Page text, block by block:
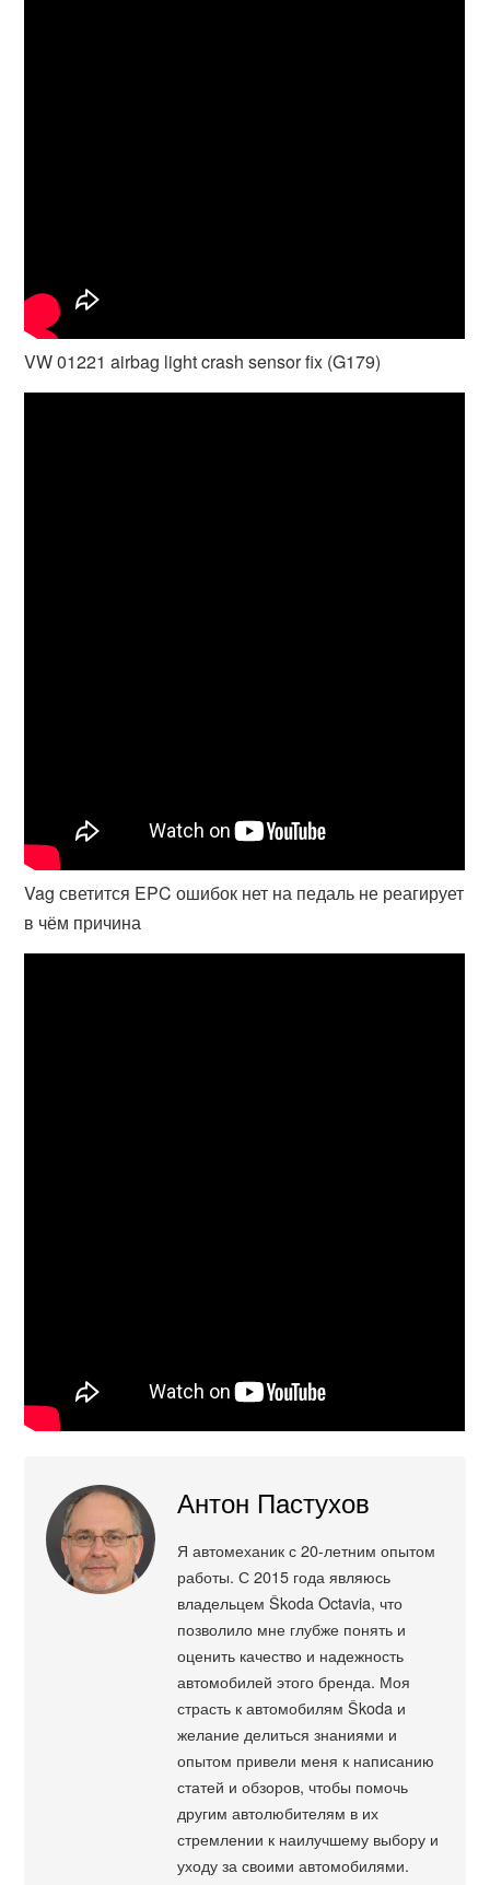
VW 01221 airbag light crash sensor fix (G179)
Vag светится EPC ошибок нет на педаль не реагирует
в чём причина
Антон Пастухов
Я автомеханик с 20-летним опытом
работы. С 2015 года являюсь
владельцем Škoda Octavia, что
позволило мне глубже понять и
оценить качество и надежность
автомобилей этого бренда. Моя
страсть к автомобилям Škoda и
желание делиться знаниями и
опытом привели меня к написанию
статей и обзоров, чтобы помочь
другим автолюбителям в их
стремлении к наилучшему выбору и
уходу за своими автомобилями.